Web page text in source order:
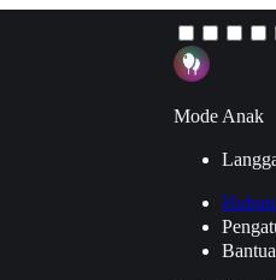
Mode Anak